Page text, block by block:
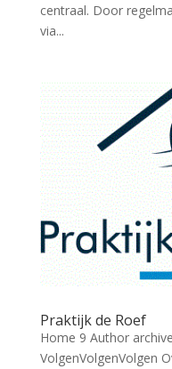
centraal. Door
via...
Praktijk de Roef
Home 9 Author
VolgenVolgenVolgen